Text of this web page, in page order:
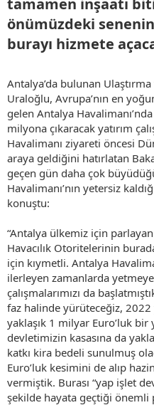
tamamen inşaatı
önümüzdeki
burayı hizmete
Antalya’da bulunan
Uraloğlu, Avrupa’nın en
gelen Antalya
milyona çıkaracak yatırım
Havalimanı ziyareti öncesi
araya geldiğini hatırlatan
geçen gün daha çok
Havalimanı’nın yetersiz
konuştu:
“Antalya ülkemiz için
Havacılık Otoritelerinin
için kıymetli. Antalya
ilerleyen zamanlarda
çalışmalarımızı da
faz halinde yürüteceğiz, 2022
yaklaşık 1 milyar Euro’luk bir
devletimizin kasasına da
katkı kira bedeli sunulmuş
Euro’luk kesimini de alıp
vermiştik. Burası “yap işlet
şekilde hayata geçtiği